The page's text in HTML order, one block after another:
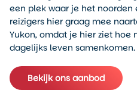
een plek waar je het noorden
reizigers hier graag mee
Yukon, omdat je hier ziet hoe
dagelijks leven samenkomen.
Bekijk ons aanbod